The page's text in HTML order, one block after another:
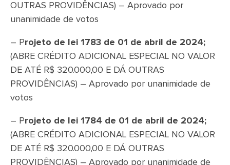
OUTRAS PROVIDÊNCIAS) – Aprovado por
unanimidade de votos
– Projeto de lei 1783 de 01 de abril de 2024;
(ABRE CRÉDITO ADICIONAL ESPECIAL NO VALOR
DE ATÉ R$ 320.000,00 E DÁ OUTRAS
PROVIDÊNCIAS) – Aprovado por unanimidade de
votos
– Projeto de lei 1784 de 01 de abril de 2024;
(ABRE CRÉDITO ADICIONAL ESPECIAL NO VALOR
DE ATÉ R$ 320.000,00 E DÁ OUTRAS
PROVIDÊNCIAS) – Aprovado por unanimidade de